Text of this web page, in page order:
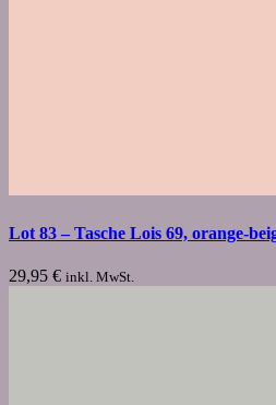
Lot 83 – Tasche Lois 69, orange-
29,95 € inkl. MwSt.